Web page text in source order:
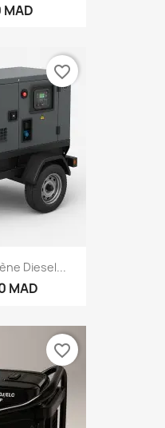
Diesel...
MAD
favorite_border
favorite_border